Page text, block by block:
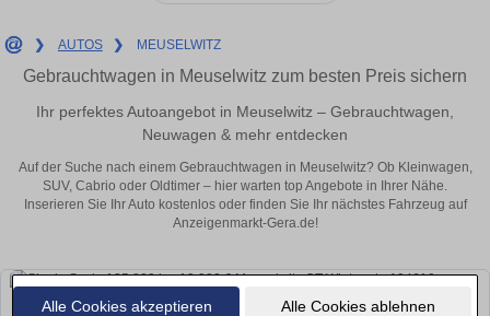
Alle Cookies akzeptieren Alle Cookies ablehnen
❯ AUTOS ❯ MEUSELWITZ
Gebrauchtwagen in Meuselwitz zum besten Preis sichern
Ihr perfektes Autoangebot in Meuselwitz – Gebrauchtwagen,
Neuwagen & mehr entdecken
Auf der Suche nach einem Gebrauchtwagen in Meuselwitz? Ob Kleinwagen,
SUV, Cabrio oder Oldtimer – hier warten top Angebote in Ihrer Nähe.
Inserieren Sie Ihr Auto kostenlos oder finden Sie Ihr nächstes Fahrzeug auf
Anzeigenmarkt-Gera.de!